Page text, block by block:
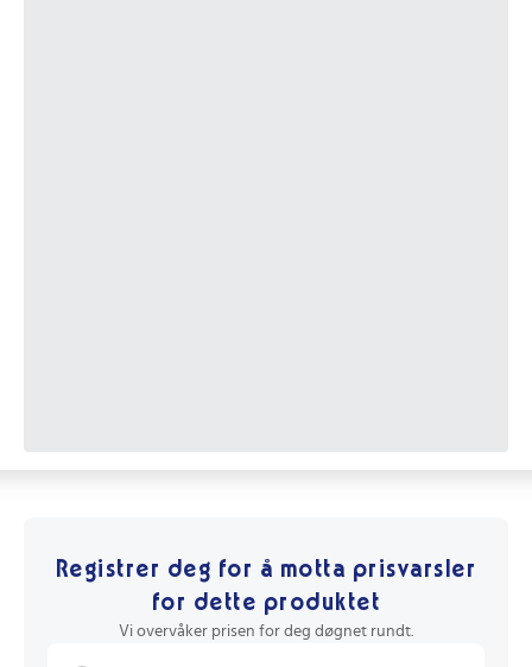
Registrer deg for å motta prisvarsler
for dette produktet
Vi overvåker prisen for deg døgnet rundt.